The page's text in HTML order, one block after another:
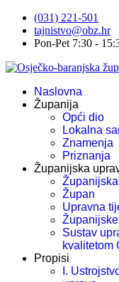
(031) 221-501
tajnistvo@obz.hr
Pon-Pet 7:30 -
Naslovna
Županija
Opći dio
Lokalna
Znamenja
Priznanja
Županijska
Župan
Upravna
Sustav
kvalitetom
Propisi
I.